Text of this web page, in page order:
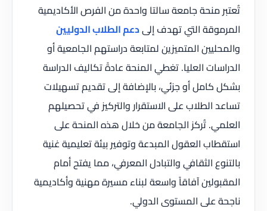
تُعتبر منحة جامعة سالتا واحدة من الفرص الأكاديمية
المرموقة التي تهدف إلىدعم الطلاب الدوليين
والمحليين المتميزين لمتابعة دراستهم الجامعية أو
الدراسات العليا. تغطي المنحة عادةً تكاليف الدراسة
بشكل كامل أو جزئي، بالإضافة إلى تقديم تسهيلات
تساعد الطلاب على الاستقرار والتركيز في تحصيلهم
العلمي. تُركز الجامعة من خلال هذه المنحة على
استقطاب العقول المبدعة وتوفير بيئة تعليمية غنية
بالتنوع الثقافي والتبادل المعرفي، مما يفتح أمام
المقبولين آفاقاً واسعة لبناء مسيرة مهنية وأكاديمية
ناجحة على المستوى الدولي.